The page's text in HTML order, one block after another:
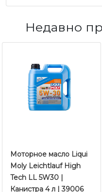
Недавно
Моторное масло Liqui
Moly Leichtlauf High
Tech LL 5W30 |
Канистра 4 л | 39006